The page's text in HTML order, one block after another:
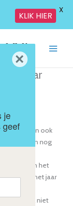
najaar
en zijn ook
genomen nog
uit dan aan het
rest van het jaar
geval niet
KLIK HIER
X
×
je
geef